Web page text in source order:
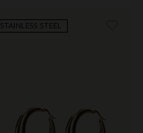
STAINLESS STEEL